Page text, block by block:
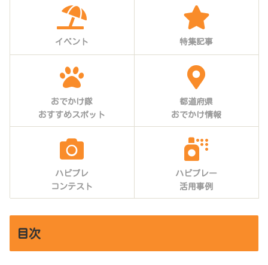
イベント 特集記事
おでかけ隊
おすすめスポット
都道府県
おでかけ情報
ハピプレ
コンテスト
ハピプレー
活用事例
目次